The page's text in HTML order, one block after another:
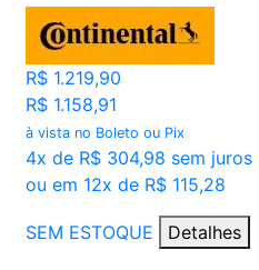
R$ 1.219,90
R$ 1.158,91
à vista no Boleto ou Pix
4x de R$ 304,98 sem juros
ou em 12x de R$ 115,28
SEM ESTOQUE Detalhes